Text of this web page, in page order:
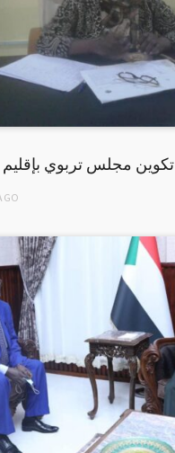
تكوين مجلس تربوي بإقليم